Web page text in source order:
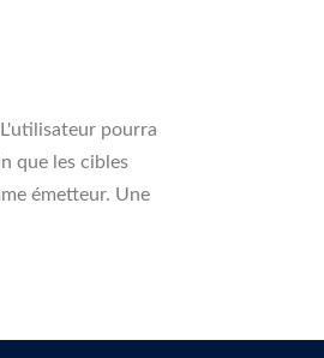
pourra
que les cibles
émetteur. Une